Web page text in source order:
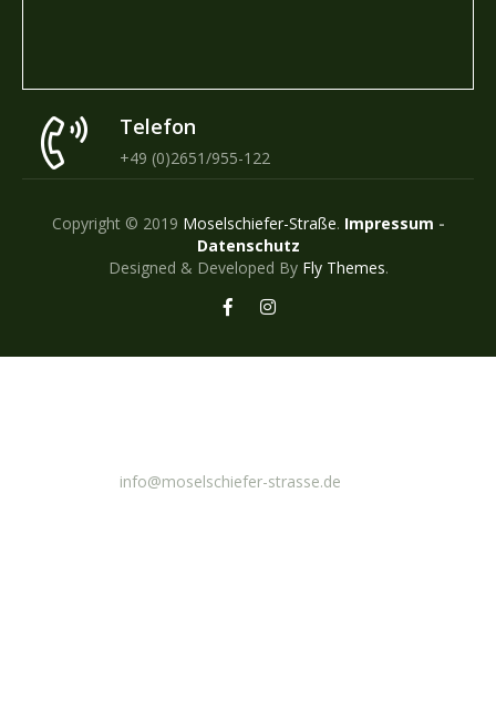
Telefon
+49 (0)2651/955-122
info@moselschiefer-strasse.de
Copyright © 2019 Moselschiefer-Straße. Impressum -
Datenschutz
Designed & Developed By Fly Themes.